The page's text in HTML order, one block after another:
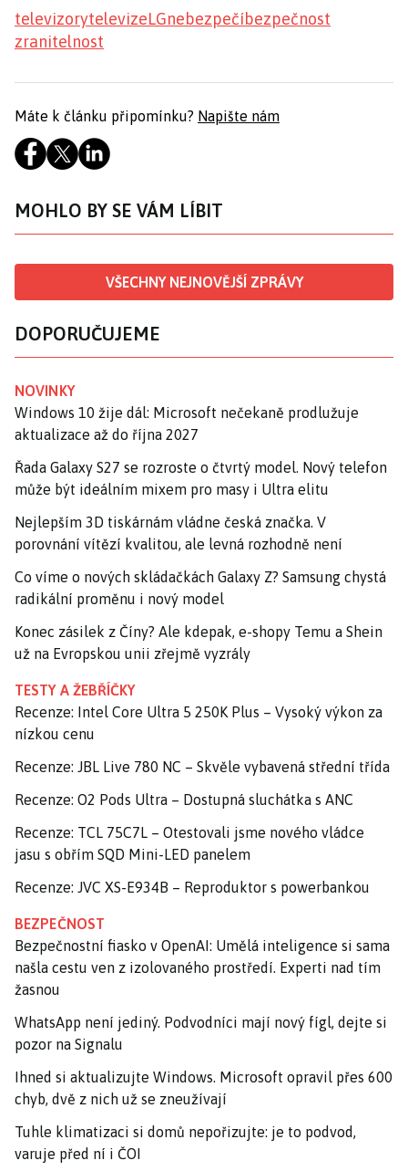
televizorytelevizeLGnebezpečíbezpečnost
zranitelnost
Máte k článku připomínku? Napište nám
MOHLO BY SE VÁM LÍBIT
VŠECHNY NEJNOVĚJŠÍ ZPRÁVY
DOPORUČUJEME
NOVINKY
Windows 10 žije dál: Microsoft nečekaně prodlužuje
aktualizace až do října 2027
Řada Galaxy S27 se rozroste o čtvrtý model. Nový telefon
může být ideálním mixem pro masy i Ultra elitu
Nejlepším 3D tiskárnám vládne česká značka. V
porovnání vítězí kvalitou, ale levná rozhodně není
Co víme o nových skládačkách Galaxy Z? Samsung chystá
radikální proměnu i nový model
Konec zásilek z Číny? Ale kdepak, e-shopy Temu a Shein
už na Evropskou unii zřejmě vyzrály
TESTY A ŽEBŘÍČKY
Recenze: Intel Core Ultra 5 250K Plus – Vysoký výkon za
nízkou cenu
Recenze: JBL Live 780 NC – Skvěle vybavená střední třída
Recenze: O2 Pods Ultra – Dostupná sluchátka s ANC
Recenze: TCL 75C7L – Otestovali jsme nového vládce
jasu s obřím SQD Mini-LED panelem
Recenze: JVC XS-E934B – Reproduktor s powerbankou
BEZPEČNOST
Bezpečnostní fiasko v OpenAI: Umělá inteligence si sama
našla cestu ven z izolovaného prostředí. Experti nad tím
žasnou
WhatsApp není jediný. Podvodníci mají nový fígl, dejte si
pozor na Signalu
Ihned si aktualizujte Windows. Microsoft opravil přes 600
chyb, dvě z nich už se zneužívají
Tuhle klimatizaci si domů nepořizujte: je to podvod,
varuje před ní i ČOI